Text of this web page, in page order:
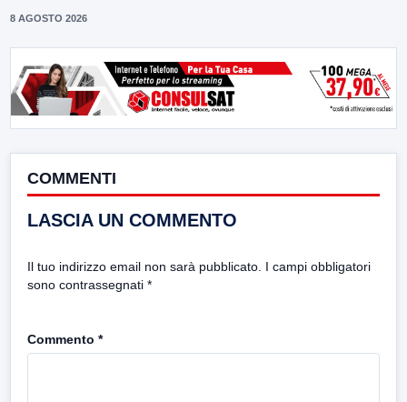
8 AGOSTO 2026
COMMENTI
LASCIA UN COMMENTO
Il tuo indirizzo email non sarà pubblicato. I campi obbligatori
sono contrassegnati *
Commento *